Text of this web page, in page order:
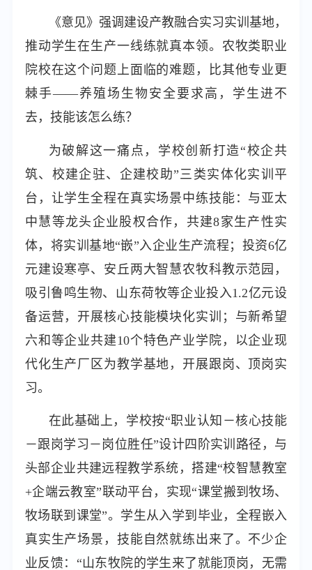
《意见》强调建设产教融合实习实训基地，
推动学生在生产一线练就真本领。农牧类职业
院校在这个问题上面临的难题，比其他专业更
棘手——养殖场生物安全要求高，学生进不
去，技能该怎么练？
为破解这一痛点，学校创新打造“校企共
筑、校建企驻、企建校助”三类实体化实训平
台，让学生全程在真实场景中练技能：与亚太
中慧等龙头企业股权合作，共建8家生产性实
体，将实训基地“嵌”入企业生产流程；投资6亿
元建设寒亭、安丘两大智慧农牧科教示范园，
吸引鲁鸣生物、山东荷牧等企业投入1.2亿元设
备运营，开展核心技能模块化实训；与新希望
六和等企业共建10个特色产业学院，以企业现
代化生产厂区为教学基地，开展跟岗、顶岗实
习。
在此基础上，学校按“职业认知－核心技能
－跟岗学习－岗位胜任”设计四阶实训路径，与
头部企业共建远程教学系统，搭建“校智慧教室
+企端云教室”联动平台，实现“课堂搬到牧场、
牧场联到课堂”。学生从入学到毕业，全程嵌入
真实生产场景，技能自然就练出来了。不少企
业反馈：“山东牧院的学生来了就能顶岗，无需